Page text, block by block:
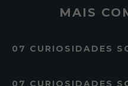
MAIS
07 CURIOSIDADES
07 CURIOSIDADES